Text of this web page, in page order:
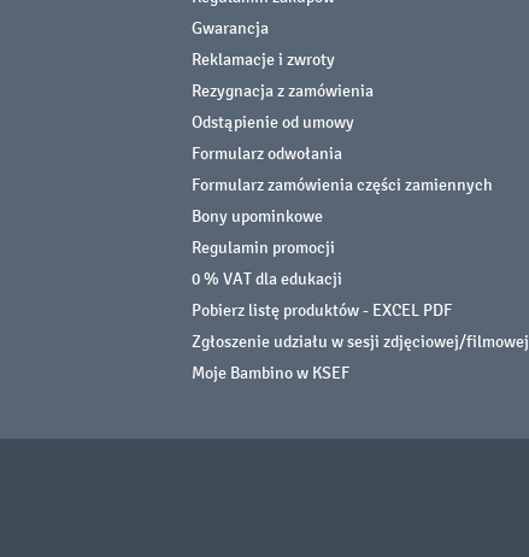
Gwarancja
Reklamacje i zwroty
Rezygnacja z zamówienia
Odstąpienie od umowy
Formularz odwołania
Formularz zamówienia części zamiennych
Bony upominkowe
Regulamin promocji
0 % VAT dla edukacji
Pobierz listę produktów - EXCEL PDF
Zgłoszenie udziału w sesji zdjęciowej/filmowej
Moje Bambino w KSEF